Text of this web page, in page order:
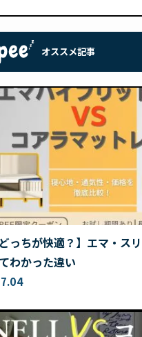
オススメ記事
どっちが快適？】エマ・ス
わかった違い